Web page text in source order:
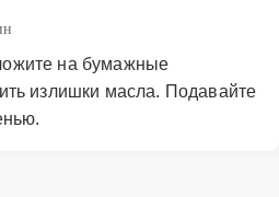
на бумажные
излишки масла. Подавайте